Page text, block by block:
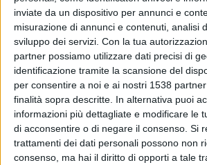
inviate da un dispositivo per annunci e
misurazione di annunci e contenuti, analisi
sviluppo dei servizi. Con la tua
partner possiamo utilizzare dati precisi di
identificazione tramite la scansione del
per consentire a noi e ai nostri 1538
finalità sopra descritte. In alternativa puoi
informazioni più dettagliate e modificare le
di acconsentire o di negare il consenso. Si
trattamenti dei dati personali possono non
consenso, ma hai il diritto di opporti a tale
guida della Nazionale “dopo
ventennale da tecnico– si legge
dellaDivisione Calcio a 5– sulle
Modugno, Acqua&Sapone – con cui
una Coppa Italia e una Supercoppa
Nel 2017 ha guidato i belgi dell’Halle-
conquistando Scudetto, Supercoppa